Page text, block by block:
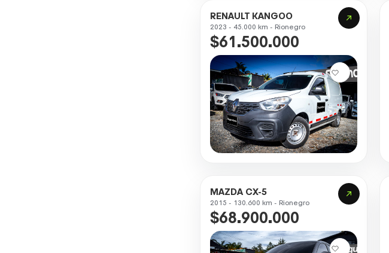
RENAULT KANGOO
2023 - 45.000 km - Rionegro
$61.500.000
MAZDA CX-5
2015 - 130.600 km - Rionegro
$68.900.000